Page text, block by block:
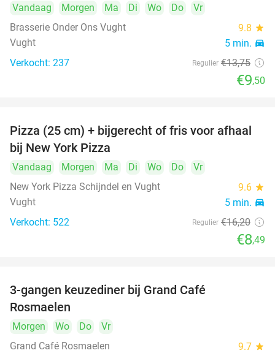
Vandaag Morgen Ma Di Wo Do
Vr
Brasserie Onder Ons Vught
9.8 star
Vught 5 min. directions_car
Verkocht: 237 Regulier €13,75
€9,50
48%
Pizza (25 cm) + bijgerecht of fris voor afhaal
bij New York Pizza
Vandaag Morgen Ma Di Wo Do
Vr
New York Pizza Schijndel en Vught
9.6 star
Vught 5 min. directions_car
Verkocht: 522 Regulier €16,20
€8,49
3-gangen keuzediner bij Grand Café
Rosmaelen
Morgen Wo Do
Vr
Grand Café Rosmaelen
9.7 star